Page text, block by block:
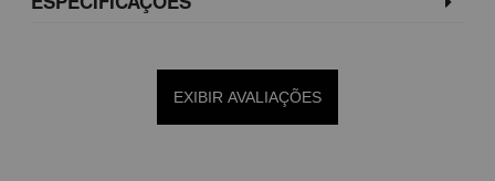
EXIBIR AVALIAÇÕES